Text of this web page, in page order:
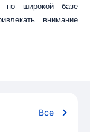
по широкой базе
внимание
Все